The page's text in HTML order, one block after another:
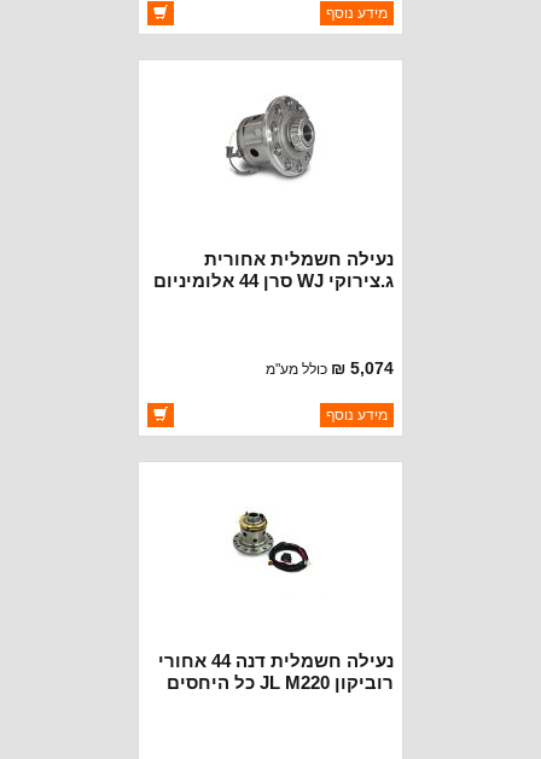
ברקוד: ET102
יצרן:OAKMAN OFFROAD
מידע נוסף
נעילה חשמלית אחורית
ג.צירוקי WJ סרן 44 אלומיניום
5,074 ₪ כולל מע"מ
ברקוד: ET226
יצרן:OAKMAN OFFROAD
מידע נוסף
נעילה חשמלית דנה 44 אחורי
רוביקון JL M220 כל היחסים